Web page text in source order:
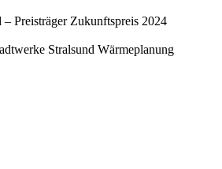
Preisträger Zukunftspreis 2024
Stralsund Wärmeplanung